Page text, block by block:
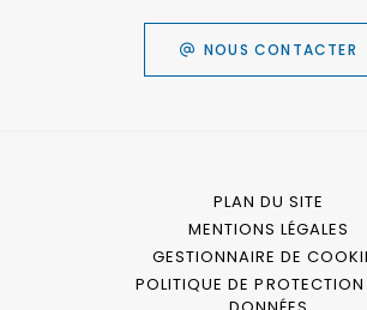
NOUS CONTACTER
PLAN DU SITE
MENTIONS LÉGALES
GESTIONNAIRE DE
POLITIQUE DE PROTECTION